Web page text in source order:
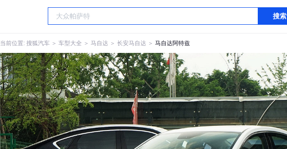
搜索
当前位置: 搜狐汽车 ＞ 车型大全 ＞ 马自达 ＞ 长安马自达 ＞ 马自达阿特兹